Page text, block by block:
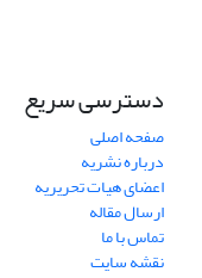
دسترسی سریع
صفحه اصلی
درباره نشریه
اعضای هیات تحریریه
ارسال مقاله
تماس با ما
نقشه سایت